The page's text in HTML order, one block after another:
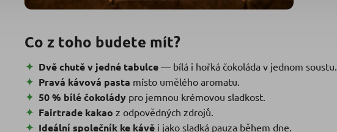
Co z toho budete mít?
Dvě chutě v jedné tabulce— bílá i hořká čokoláda v jednom soustu.
Pravá kávová pasta místo umělého aromatu.
50 % bílé čokoládypro jemnou krémovou sladkost.
Fairtrade kakao z odpovědných zdrojů.
Ideální společník ke kávěi jako sladká pauza během dne.